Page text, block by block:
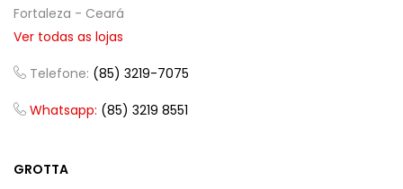
Fortaleza - Ceará
Ver todas as lojas
Telefone: (85) 3219-7075
Whatsapp: (85) 3219 8551
GROTTA